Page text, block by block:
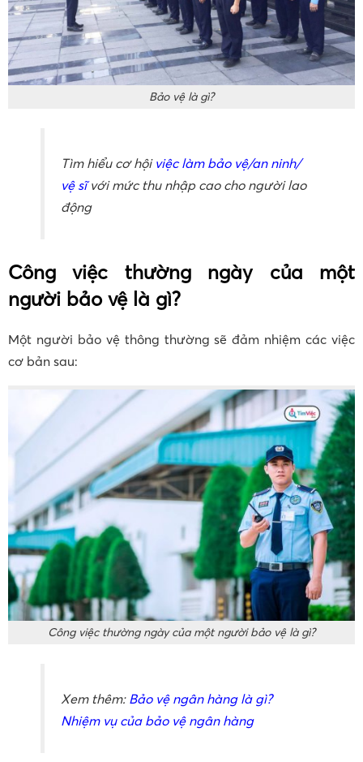
Bảo vệ là gì?
Tìm hiểu cơ hội việc làm bảo vệ/an ninh/
vệ sĩvới mức thu nhập cao cho người lao
động
Công việc thường ngày của một
người bảo vệ là gì?
Một người bảo vệ thông thường sẽ đảm nhiệm các việc
cơ bản sau:
Công việc thường ngày của một người bảo vệ là gì?
Xem thêm: Bảo vệ ngân hàng là gì?
Nhiệm vụ của bảo vệ ngân hàng